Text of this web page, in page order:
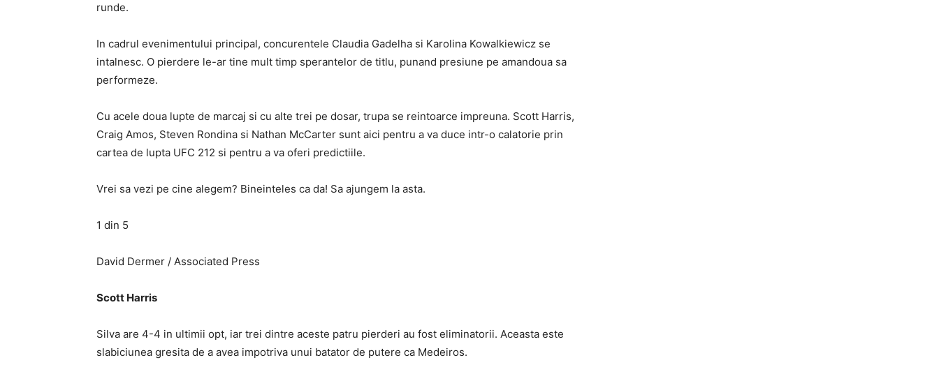
runde.
In cadrul evenimentului principal, concurentele Claudia Gadelha si Karolina Kowalkiewicz se
intalnesc. O pierdere le-ar tine mult timp sperantelor de titlu, punand presiune pe amandoua sa
performeze.
Cu acele doua lupte de marcaj si cu alte trei pe dosar, trupa se reintoarce impreuna. Scott Harris,
Craig Amos, Steven Rondina si Nathan McCarter sunt aici pentru a va duce intr-o calatorie prin
cartea de lupta UFC 212 si pentru a va oferi predictiile.
Vrei sa vezi pe cine alegem? Bineinteles ca da! Sa ajungem la asta.
1 din 5
David Dermer / Associated Press
Scott Harris
Silva are 4-4 in ultimii opt, iar trei dintre aceste patru pierderi au fost eliminatorii. Aceasta este
slabiciunea gresita de a avea impotriva unui batator de putere ca Medeiros.